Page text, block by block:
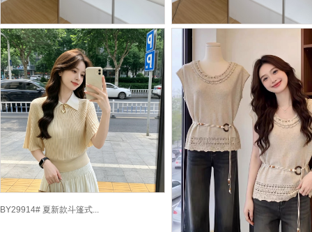
BY29918# 复古套装裙气...
Batch Price：￥78
BY29917# 法式千金感方...
Batch Price： ￥80
BY29914# 夏新款斗篷式...